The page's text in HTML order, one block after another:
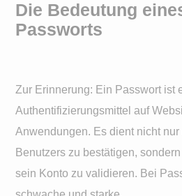
Die Bedeutung
Passworts
Zur Erinnerung: Ein Passwort ist
Authentifizierungsmittel auf
Anwendungen. Es dient nicht
Benutzers zu bestätigen,
sein Konto zu validieren. Bei